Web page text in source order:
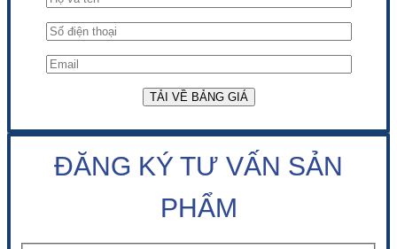
ĐĂNG KÝ TƯ VẤN SẢN
PHẨM